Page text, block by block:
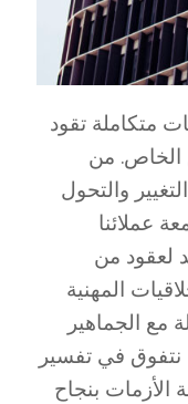
متكاملة تقود
الخاص. من
والتحول
عملائنا
لعقود من
المهنية
مع الجماهير
نتفوق في تفسير
الأزمات بنجاح